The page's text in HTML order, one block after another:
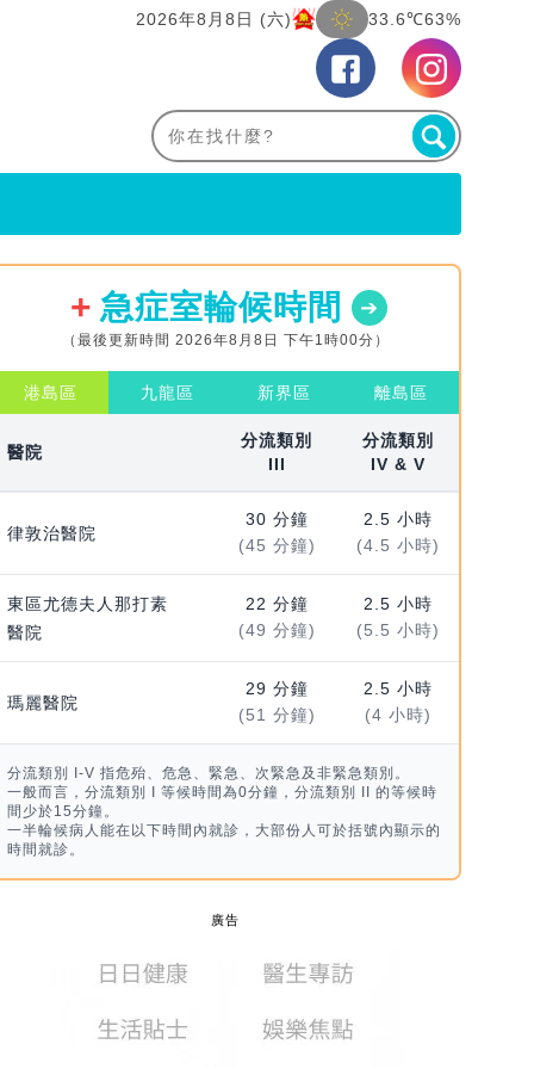
2026年8月8日 (六) 33.6℃63%
急症室輪候時間
（最後更新時間 2026年8月8日 下午1時00分）
港島區 九龍區 新界區 離島區
醫院
分流類別
III
分流類別
IV & V
律敦治醫院
30 分鐘
(45 分鐘)
2.5 小時
(4.5 小時)
東區尤德夫人那打素
醫院
22 分鐘
(49 分鐘)
2.5 小時
(5.5 小時)
瑪麗醫院
29 分鐘
(51 分鐘)
2.5 小時
(4 小時)
分流類別 I-V 指危殆、危急、緊急、次緊急及非緊急類別。
一般而言，分流類別 I 等候時間為0分鐘，分流類別 II 的等候時
間少於15分鐘。
一半輪候病人能在以下時間內就診，大部份人可於括號內顯示的
時間就診。
廣告